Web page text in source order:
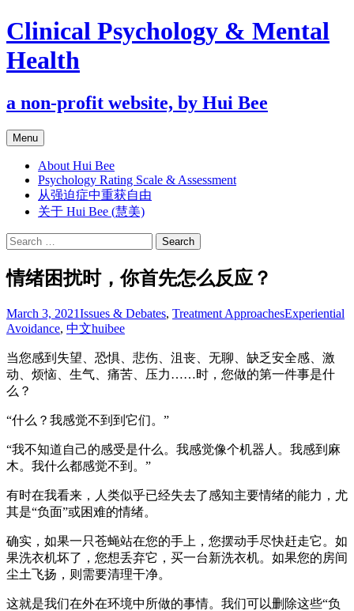
Clinical Psychology & Mental
Health
a non-profit website, by Hui Bee
Menu Skip
to
content
About Hui Bee
Psychology Rating Scale & Assessment
从强迫症中重获自由
关于 Hui Bee (慧美)
Search
for:
情绪困扰时，你首先怎么反应？
March 3, 2021Issues & Debates, Treatment ApproachesExperiential
Avoidance, 中文huibee
当您感到失望、恐惧、悲伤、沮丧、无聊、缺乏安全感、激
动、烦恼、生气、痛苦、压力……时，您做的第一件事是什
么？
“什么？我感觉不到到它们。”
“我不知道自己的感受是什么。我感觉像个机器人。我感到麻
木。我什么都感觉不到。”
有时在我看来，人类似乎已经失去了感知主要情绪的能力，尤
其是“负面”或困难的情绪。
确实，如果一只苍蝇站在您的手上，您摆动手尽快赶走它。如
果洗衣机坏了，您想丢弃它，买一台新洗衣机。如果您的房间
尘土飞扬，则需要清理干净。
这就是我们在外在环境中所做的事情。我们可以删除这些“负